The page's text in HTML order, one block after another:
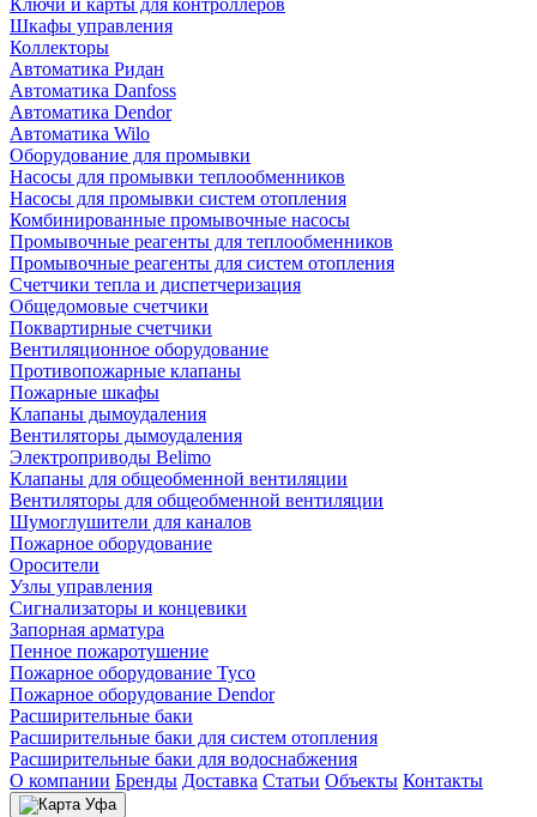
Ключи и карты для контроллеров
Шкафы управления
Коллекторы
Автоматика Ридан
Автоматика Danfoss
Автоматика Dendor
Автоматика Wilo
Оборудование для промывки
Насосы для промывки теплообменников
Насосы для промывки систем отопления
Комбинированные промывочные насосы
Промывочные реагенты для теплообменников
Промывочные реагенты для систем отопления
Счетчики тепла и диспетчеризация
Общедомовые счетчики
Поквартирные счетчики
Вентиляционное оборудование
Противопожарные клапаны
Пожарные шкафы
Клапаны дымоудаления
Вентиляторы дымоудаления
Электроприводы Belimo
Клапаны для общеобменной вентиляции
Вентиляторы для общеобменной вентиляции
Шумоглушители для каналов
Пожарное оборудование
Оросители
Узлы управления
Сигнализаторы и концевики
Запорная арматура
Пенное пожаротушение
Пожарное оборудование Tyco
Пожарное оборудование Dendor
Расширительные баки
Расширительные баки для систем отопления
Расширительные баки для водоснабжения
О компании Бренды Доставка Статьи Объекты Контакты
Уфа